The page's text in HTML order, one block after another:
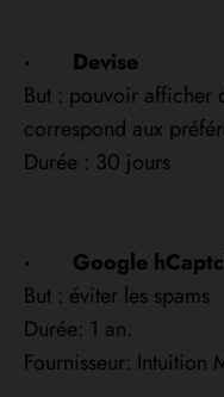
· Devise
But : pouvoir afficher
correspond aux
Durée : 30 jours
· Google
But : éviter les spams
Durée: 1 an.
Fournisseur: Intuition